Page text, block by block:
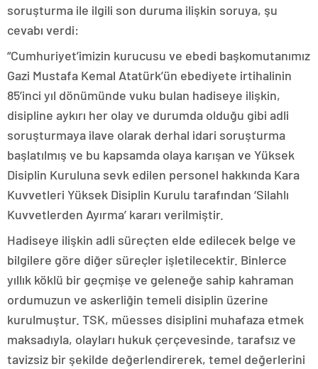
soruşturma ile ilgili son duruma ilişkin soruya, şu
cevabı verdi:
“Cumhuriyet’imizin kurucusu ve ebedi başkomutanımız
Gazi Mustafa Kemal Atatürk’ün ebediyete irtihalinin
85’inci yıl dönümünde vuku bulan hadiseye ilişkin,
disipline aykırı her olay ve durumda olduğu gibi adli
soruşturmaya ilave olarak derhal idari soruşturma
başlatılmış ve bu kapsamda olaya karışan ve Yüksek
Disiplin Kuruluna sevk edilen personel hakkında Kara
Kuvvetleri Yüksek Disiplin Kurulu tarafından ‘Silahlı
Kuvvetlerden Ayırma’ kararı verilmiştir.
Hadiseye ilişkin adli süreçten elde edilecek belge ve
bilgilere göre diğer süreçler işletilecektir. Binlerce
yıllık köklü bir geçmişe ve geleneğe sahip kahraman
ordumuzun ve askerliğin temeli disiplin üzerine
kurulmuştur. TSK, müesses disiplini muhafaza etmek
maksadıyla, olayları hukuk çerçevesinde, tarafsız ve
tavizsiz bir şekilde değerlendirerek, temel değerlerini